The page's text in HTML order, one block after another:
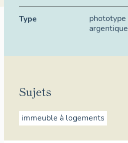
Type
phototype
argentique
Sujets
immeuble à logements